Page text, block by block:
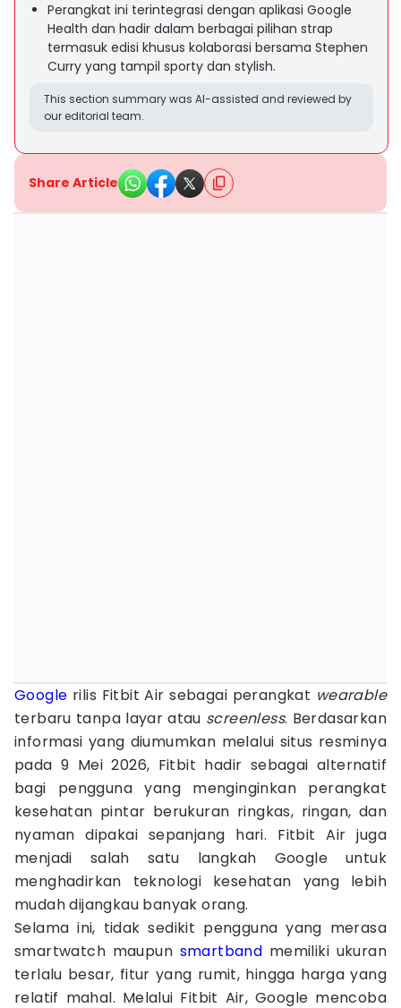
Perangkat ini terintegrasi dengan aplikasi Google
Health dan hadir dalam berbagai pilihan strap
termasuk edisi khusus kolaborasi bersama Stephen
Curry yang tampil sporty dan stylish.
This section summary was AI-assisted and reviewed by
our editorial team.
Share Article
Google rilis Fitbit Air sebagai perangkat wearable
terbaru tanpa layar atau screenless. Berdasarkan
informasi yang diumumkan melalui situs resminya
pada 9 Mei 2026, Fitbit hadir sebagai alternatif
bagi pengguna yang menginginkan perangkat
kesehatan pintar berukuran ringkas, ringan, dan
nyaman dipakai sepanjang hari. Fitbit Air juga
menjadi salah satu langkah Google untuk
menghadirkan teknologi kesehatan yang lebih
mudah dijangkau banyak orang.
Selama ini, tidak sedikit pengguna yang merasa
smartwatch maupun smartband memiliki ukuran
terlalu besar, fitur yang rumit, hingga harga yang
relatif mahal. Melalui Fitbit Air, Google mencoba